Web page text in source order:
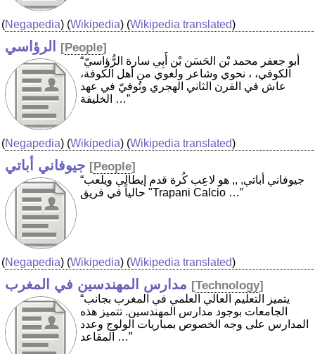
(Negapedia) (Wikipedia) (Wikipedia translated)
الرؤاسي [People]
“أبو جعفر محمد بْن الحَسَن بْن أَبِي سارة الرُّؤاسيّ
الكوفي، ، نحوي وشاعر ولغوي من أهل الكوفة،
عاش في القرن الثاني الهجري وتُوفيّ في عهد
الخليفة …”
(Negapedia) (Wikipedia) (Wikipedia translated)
جيوفاني أباتي [People]
“جيوفاني أباتي, ‏,, هو لاعِب كُرة قدم إيطالي ويلعب
حالياً في فريق "Trapani Calcio …”
(Negapedia) (Wikipedia) (Wikipedia translated)
مدارس المهندسين في المغرب [Technology]
“يتميز التعليم العالي العلمي في المغرب بجانب
الجامعات بوجود مدارس المهندسين. تتميز هذه
المدارس على وجه الخصوص بمباريات الولوج وعدد
المقاعد …”